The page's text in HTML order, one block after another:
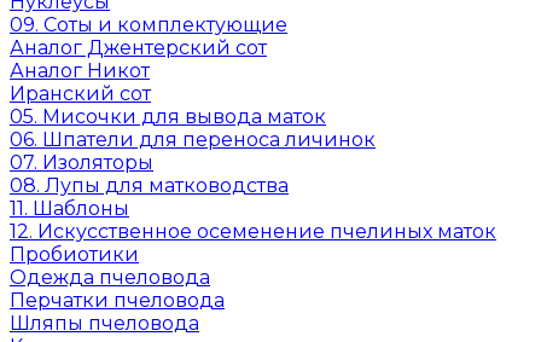
09. Соты и комплектующие
Аналог Джентерский сот
Аналог Никот
Иранский сот
05. Мисочки для вывода маток
06. Шпатели для переноса личинок
07. Изоляторы
08. Лупы для матководства
11. Шаблоны
12. Искусственное осеменение пчелиных маток
Пробиотики
Одежда пчеловода
Перчатки пчеловода
Шляпы пчеловода